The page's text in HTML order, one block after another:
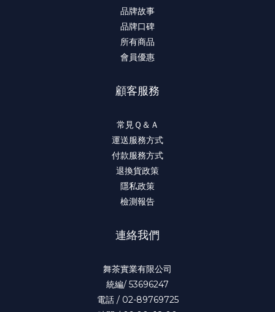
品牌故事
品牌口碑
所有商品
會員優惠
顧客服務
常見Ｑ＆Ａ
運送服務方式
付款服務方式
退換貨政策
隱私政策
檢測報告
連絡我們
舞茶實業有限公司
統編/ 53696247
電話 / 02-89769725